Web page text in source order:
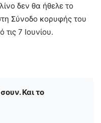
δεν θα ήθελε το
Σύνοδο κορυφής του
τις 7 Ιουνίου.
Και το